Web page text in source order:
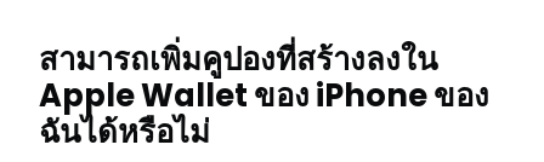
สามารถเพิ่มคูปองที่สร้างลงใน
Apple Wallet ของ iPhone ของ
ฉันได้หรือไม่